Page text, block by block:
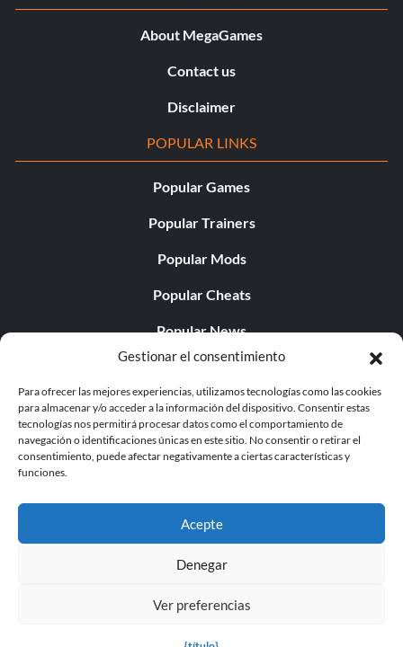
Gestionar el consentimiento
Para ofrecer las mejores experiencias, utilizamos tecnologías como las cookies
para almacenar y/o acceder a la información del dispositivo. Consentir estas
tecnologías nos permitirá procesar datos como el comportamiento de
navegación o identificaciones únicas en este sitio. No consentir o retirar el
consentimiento, puede afectar negativamente a ciertas características y
funciones.
Acepte
Denegar
Ver preferencias
About MegaGames
Contact us
Disclaimer
POPULAR LINKS
Popular Games
Popular Trainers
Popular Mods
Popular Cheats
Popular News
Popular Editorials
Popular Free Games
LATEST UPDATES
© 1998 - 2026 MegaGames.com All rights reserved
Settings